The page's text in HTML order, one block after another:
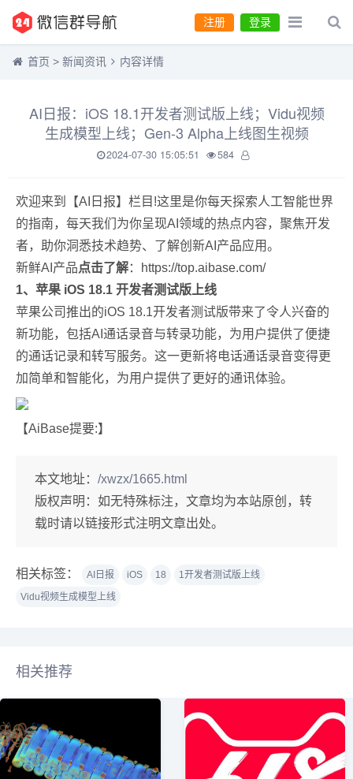
登录
注册
首页 > 新闻资讯 内容详情
AI日报：iOS 18.1开发者测试版上线；Vidu视频
生成模型上线；Gen-3 Alpha上线图生视频
2024-07-30 15:05:51 584
欢迎来到【AI日报】栏目!这里是你每天探索人工智能世界
的指南，每天我们为你呈现AI领域的热点内容，聚焦开发
者，助你洞悉技术趋势、了解创新AI产品应用。
新鲜AI产品点击了解：https://top.aibase.com/
1、苹果 iOS 18.1 开发者测试版上线
苹果公司推出的iOS 18.1开发者测试版带来了令人兴奋的
新功能，包括AI通话录音与转录功能，为用户提供了便捷
的通话记录和转写服务。这一更新将电话通话录音变得更
加简单和智能化，为用户提供了更好的通讯体验。
【AiBase提要:】
本文地址： /xwzx/1665.html
版权声明： 如无特殊标注，文章均为本站原创，转
载时请以链接形式注明文章出处。
相关标签： AI日报 iOS 18
1开发者测试版上线
Vidu视频生成模型上线
相关推荐